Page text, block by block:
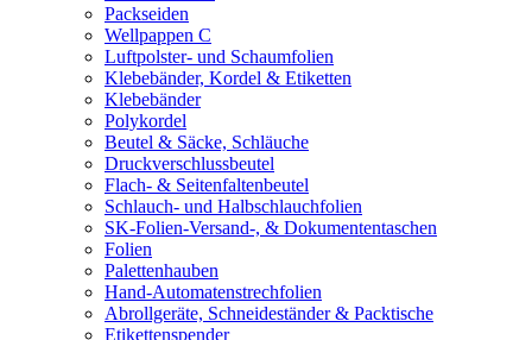
Packseiden
Wellpappen C
Luftpolster- und Schaumfolien
Klebebänder, Kordel & Etiketten
Klebebänder
Polykordel
Beutel & Säcke, Schläuche
Druckverschlussbeutel
Flach- & Seitenfaltenbeutel
Schlauch- und Halbschlauchfolien
SK-Folien-Versand-, & Dokumententaschen
Folien
Palettenhauben
Hand-Automatenstrechfolien
Abrollgeräte, Schneideständer & Packtische
Etikettenspender